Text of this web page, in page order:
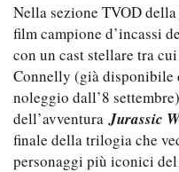
Nella sezione TVOD
film campione d’incassi
con un cast stellare tra
Connelly (già disponibile
noleggio dall’8
dell’avventuraJurassic
finale della trilogia che
personaggi più iconici